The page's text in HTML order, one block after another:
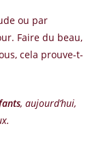
ou par
Faire du beau,
cela prouve-t-
, aujourd’hui,